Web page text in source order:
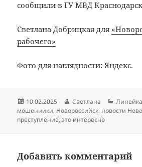
сообщили в ГУ МВД
Светлана Добрицкая для
рабочего»
Фото для наглядности: Яндекс.
Опубликовано
10.02.2025 Автор
Светлана Рубрики
мошенники, Новороссийск, новости
преступление,это интересно
Добавить комментарий